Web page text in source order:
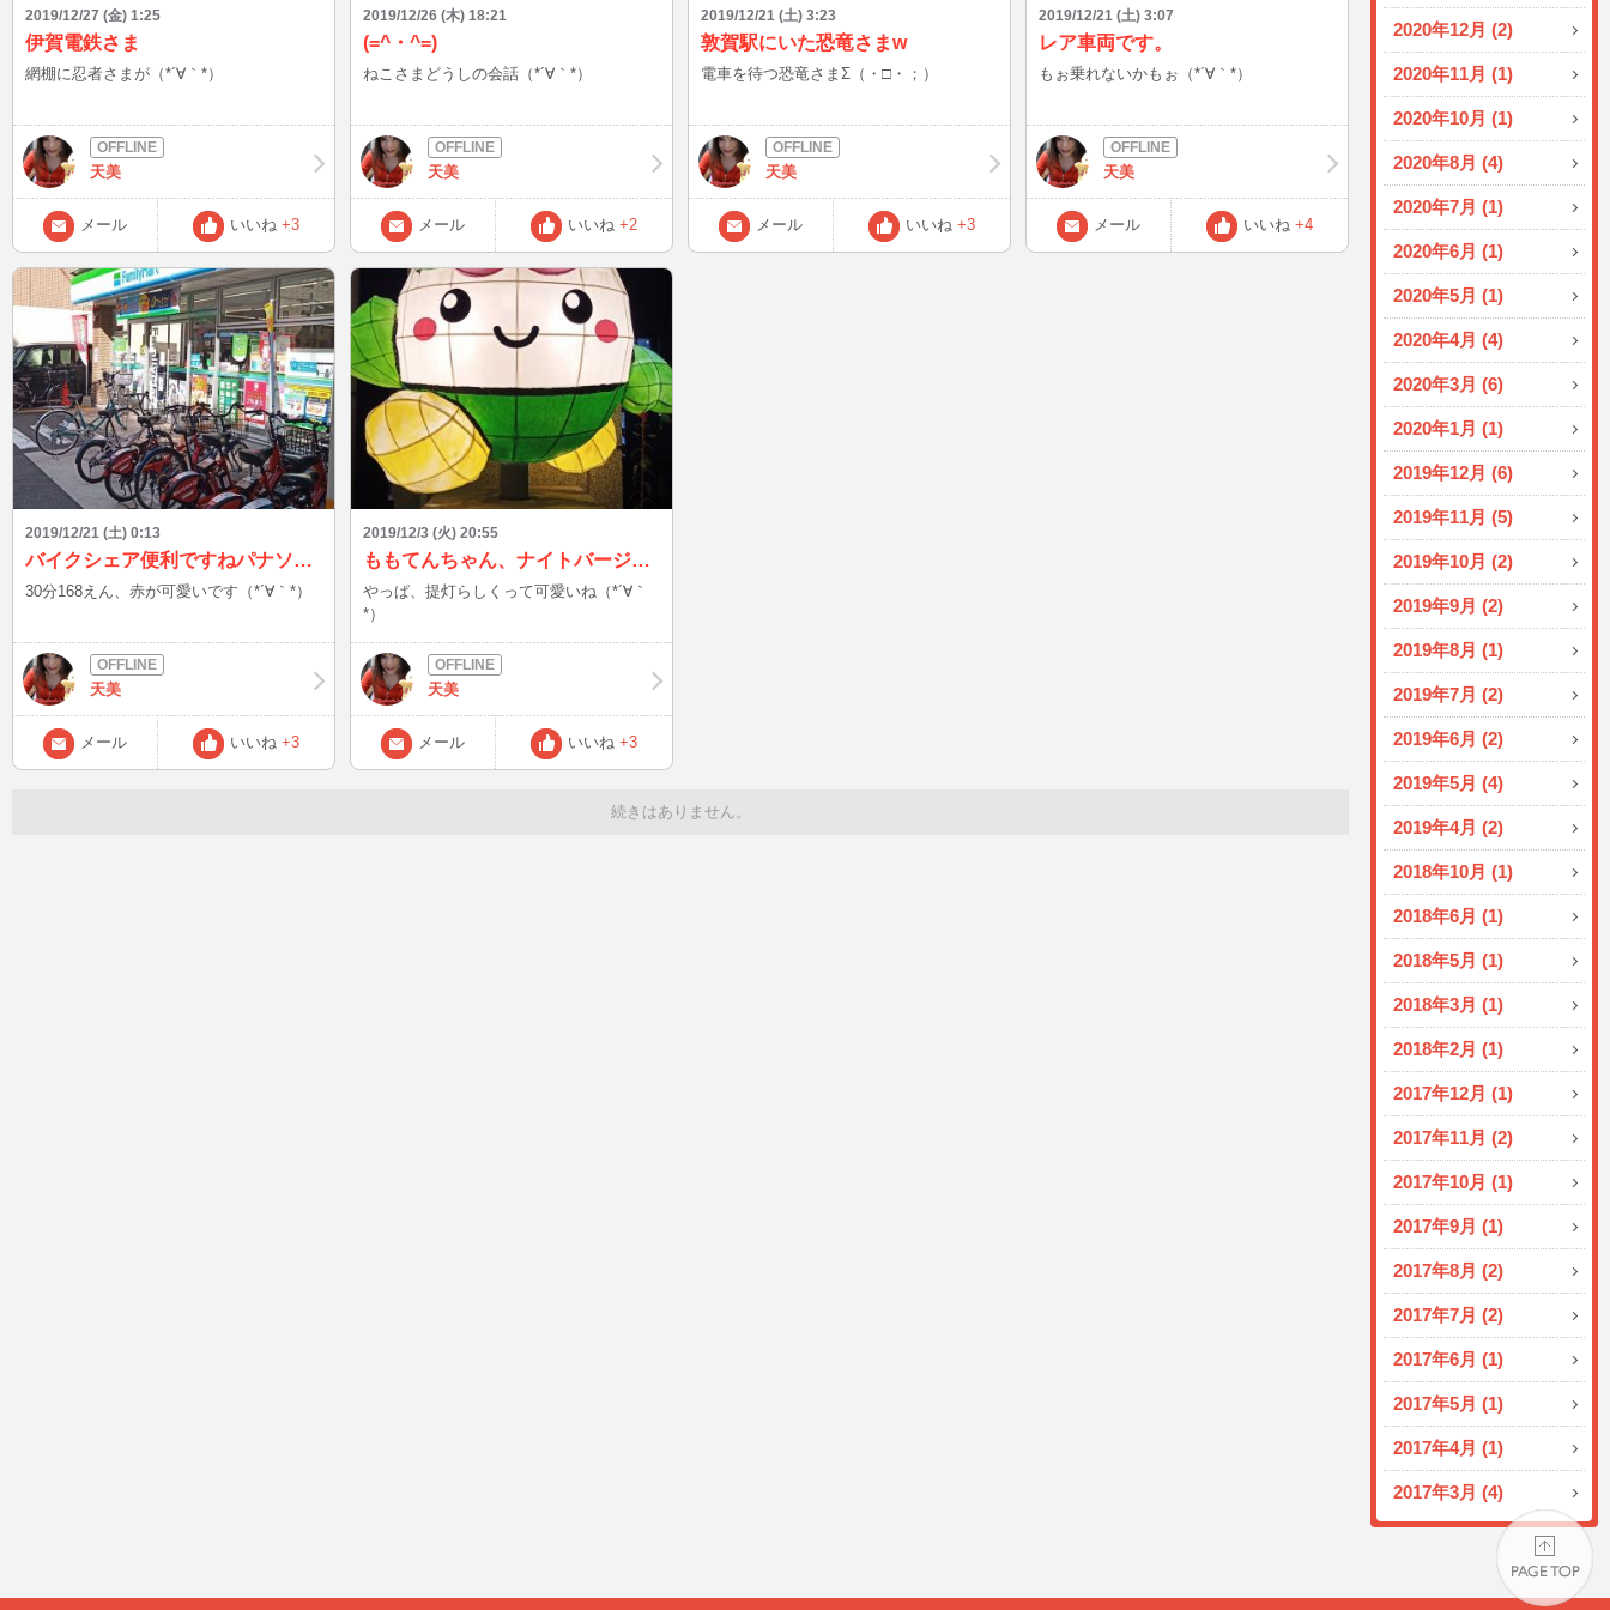
2020年12月 (2)
2020年11月 (1)
2020年10月 (1)
2020年8月 (4)
2020年7月 (1)
2020年6月 (1)
2020年5月 (1)
2020年4月 (4)
2020年3月 (6)
2020年1月 (1)
2019年12月 (6)
2019年11月 (5)
2019年10月 (2)
2019年9月 (2)
2019年8月 (1)
2019年7月 (2)
2019年6月 (2)
2019年5月 (4)
2019年4月 (2)
2018年10月 (1)
2018年6月 (1)
2018年5月 (1)
2018年3月 (1)
2018年2月 (1)
2017年12月 (1)
2017年11月 (2)
2017年10月 (1)
2017年9月 (1)
2017年8月 (2)
2017年7月 (2)
2017年6月 (1)
2017年5月 (1)
2017年4月 (1)
2017年3月 (4)
2019/12/27 (金) 1:25
伊賀電鉄さま
網棚に忍者さまが（*´∀｀*）
天美
メール いいね +3
2019/12/26 (木) 18:21
(=^・^=)
ねこさまどうしの会話（*´∀｀*）
天美
メール いいね +2
2019/12/21 (土) 3:23
敦賀駅にいた恐竜さまw
電車を待つ恐竜さまΣ（・□・；）
天美
メール いいね +3
2019/12/21 (土) 3:07
レア車両です。
もぉ乗れないかもぉ（*´∀｀*）
天美
メール いいね +4
2019/12/21 (土) 0:13
バイクシェア便利ですねパナソニック(Panasonic) ビビ・L・20
30分168えん、赤が可愛いです（*´∀｀*）
天美
メール いいね +3
2019/12/3 (火) 20:55
ももてんちゃん、ナイトバージョン
やっぱ、提灯らしくって可愛いね（*´∀｀
*）
天美
メール いいね +3
続きはありません。